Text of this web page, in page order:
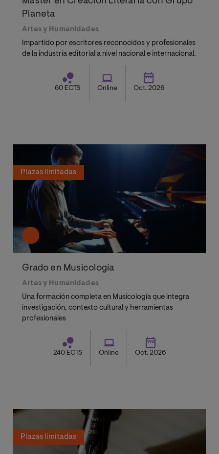
Planeta
Artes y Humanidades
Impartido por escritores reconocidos y profesionales
de la industria editorial a nivel nacional e internacional.
60 ECTS Online Oct. 2026
Plazas limitadas
Grado en Musicología
Artes y Humanidades
Una formación completa en Musicología que integra
investigación, contexto cultural y herramientas
profesionales
240 ECTS Online Oct. 2026
Plazas limitadas